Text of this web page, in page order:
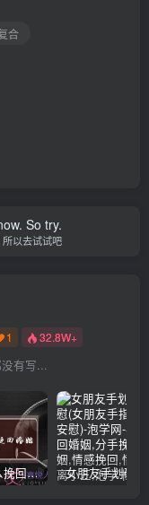
合
So try.
以去试试吧
1 32.8W+
有写...
基督徒出轨怎么挽回婚姻(基督徒面对出轨婚姻)